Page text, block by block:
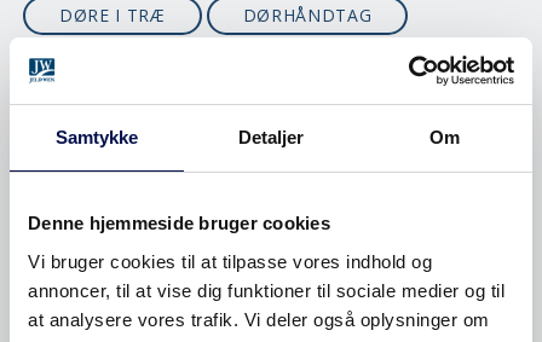
Samtykke Detaljer Om
Denne hjemmeside bruger cookies
Vi bruger cookies til at tilpasse vores indhold og
annoncer, til at vise dig funktioner til sociale medier og til
at analysere vores trafik. Vi deler også oplysninger om
DØRE I TRÆ
DØRHÅNDTAG
EI60
ENERGIVENLIG
FACADEDØRE
FARVE
FILMDØRE
FSC
FYLDNINGSDØRE
GLASDØRE
GLATTE DØRE
GREB
HÅNDTAG